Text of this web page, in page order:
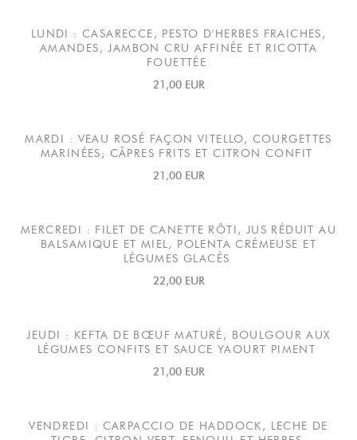
LUNDI : CASARECCE, PESTO D'HERBES FRAICHES,
AMANDES, JAMBON CRU AFFINÉE ET RICOTTA
FOUETTÉE
21,00 EUR
MARDI : VEAU ROSÉ FAÇON VITELLO, COURGETTES
MARINÉES; CÂPRES FRITS ET CITRON CONFIT
21,00 EUR
MERCREDI : FILET DE CANETTE RÔTI, JUS RÉDUIT AU
BALSAMIQUE ET MIEL, POLENTA CRÉMEUSE ET
LÉGUMES GLACÉS
22,00 EUR
JEUDI : KEFTA DE BŒUF MATURÉ, BOULGOUR AUX
LÉGUMES CONFITS ET SAUCE YAOURT PIMENT
21,00 EUR
VENDREDI : CARPACCIO DE HADDOCK, LECHE DE